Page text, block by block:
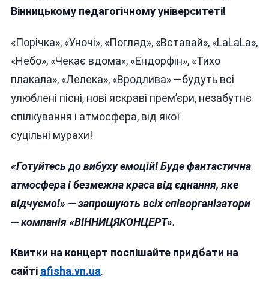
Вінницькому педагогічному університеті!
«Порічка», «Уночі», «Погляд», «Вставай», «LaLaLa»,
«Небо», «Чекає вдома», «Ендорфін», «Тихо
плакала», «Лелека», «Вродлива» —будуть всі
улюблені пісні, нові яскраві прем’єри, незабутнє
спілкування і атмосфера, від якої
суцільні мурахи!
«Готуйтесь до вибуху емоцій! Буде фантастична
атмосфера і безмежна краса від єднання, яке
відчуємо!» — запрошують всіх співорганізатори
— компанія «ВІННИЦЯКОНЦЕРТ».
Квитки на концерт поспішайте придбати на
сайті afisha.vn.ua.